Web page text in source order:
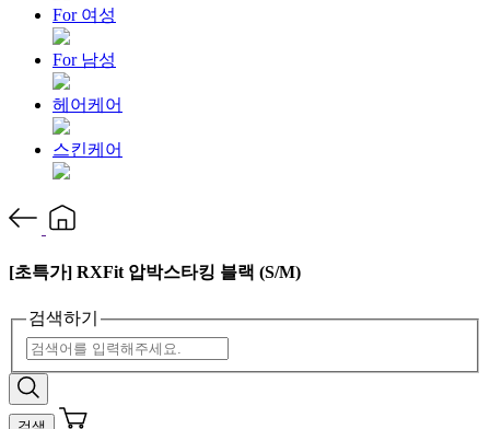
For 여성
For 남성
헤어케어
스킨케어
[초특가] RXFit 압박스타킹 블랙 (S/M)
검색하기
검색